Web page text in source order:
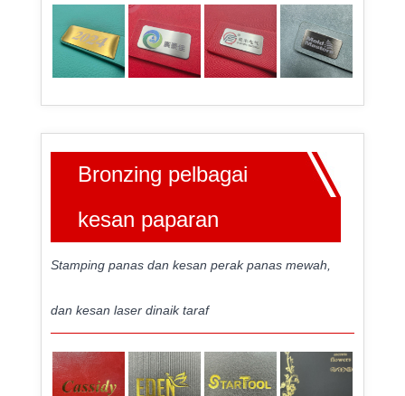
Bronzing pelbagai
kesan paparan
Stamping panas dan kesan perak panas mewah,
dan kesan laser dinaik taraf